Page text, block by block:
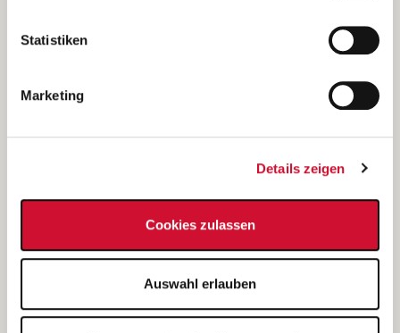
unsererDatenschutzerklärung
Statistiken
Marketing
Details zeigen
Cookies zulassen
Auswahl erlauben
(Ein Tochterunternehmen des AWO Bezirksverbandes Unterfranken
e.V.)
Bewerbung als Altenpflegehelfer*in
Bewerbung als Erzieher*in
AWO Gliederungen nach Bundesland